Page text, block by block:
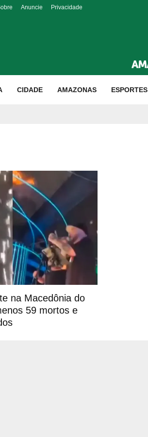
Anuncie Privacidade
CIDADE AMAZONAS ESPORTES
na Macedônia do
59 mortos e